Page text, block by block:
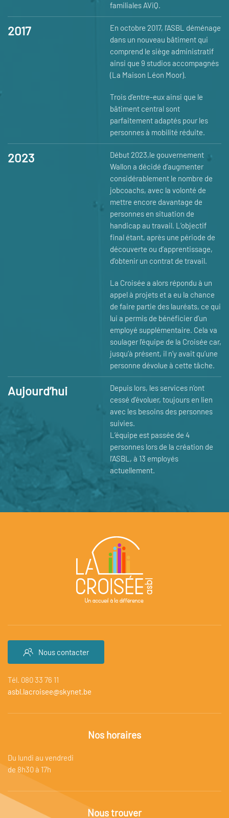
familiales AViQ.
2017
En octobre 2017, l’ASBL déménage
dans un nouveau bâtiment qui
comprend le siège administratif
ainsi que 9 studios accompagnés
(La Maison Léon Moor).
Trois d’entre-eux ainsi que le
bâtiment central sont
parfaitement adaptés pour les
personnes à mobilité réduite.
2023
Début 2023,le gouvernement
Wallon a décidé d’augmenter
considérablement le nombre de
jobcoachs, avec la volonté de
mettre encore davantage de
personnes en situation de
handicap au travail. L’objectif
final étant, après une période de
découverte ou d’apprentissage,
d’obtenir un contrat de travail.
La Croisée a alors répondu à un
appel à projets et a eu la chance
de faire partie des lauréats, ce qui
lui a permis de bénéficier d’un
employé supplémentaire. Cela va
soulager l’équipe de la Croisée car,
jusqu’à présent, il n’y avait qu’une
personne dévolue à cette tâche.
Aujourd’hui
Depuis lors, les services n’ont
cessé d’évoluer, toujours en lien
avec les besoins des personnes
suivies.
L’équipe est passée de 4
personnes lors de la création de
l’ASBL, à 13 employés
actuellement.
Nous contacter
Tél. 080 33 76 11
asbl.lacroisee@skynet.be
Nos horaires
Du lundi au vendredi
de 8h30 à 17h
Nous trouver